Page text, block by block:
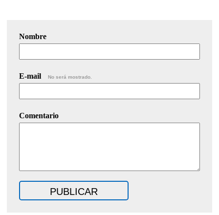
Nombre
E-mail No será mostrado.
Comentario